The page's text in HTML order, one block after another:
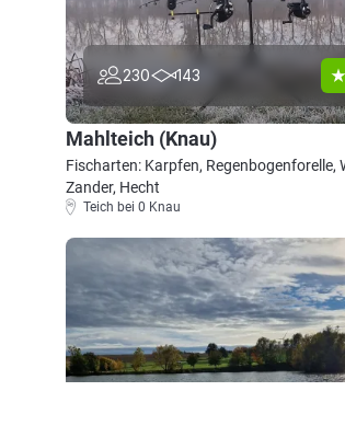
230 143
Mahlteich (Knau)
Fischarten: Karpfen, Regenbogenforelle,
Zander, Hecht
Teich bei 0 Knau